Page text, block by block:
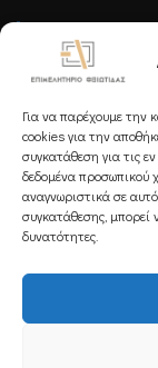
Για να παρέχουμε την
cookies για την
συγκατάθεση για τις
δεδομένα προσωπικού
αναγνωριστικά σε
συγκατάθεσης, μπορεί
δυνατότητες.
Εγγραφείτε